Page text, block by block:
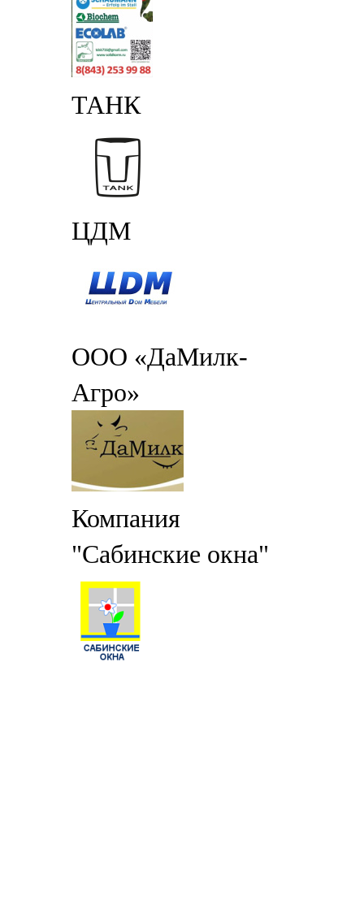
ТАНК
ЦДМ
ООО «ДаМилк-
Агро»
Компания
"Сабинские окна"